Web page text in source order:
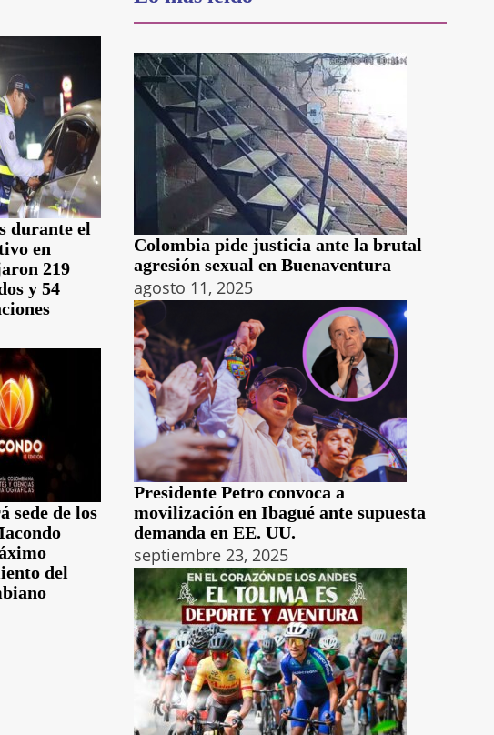
durante el
en
219
y 54
sede de los
del
Colombia pide justicia ante la brutal
agresión sexual en Buenaventura
agosto 11, 2025
Presidente Petro convoca a
movilización en Ibagué ante supuesta
demanda en EE. UU.
septiembre 23, 2025